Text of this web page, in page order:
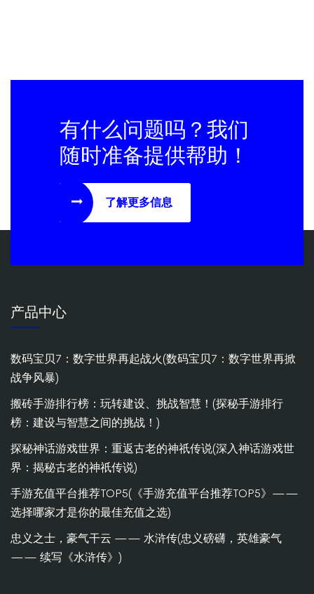
有什么问题吗？我们
随时准备提供帮助！
了解更多信息
产品中心
数码宝贝7：数字世界再起战火(数码宝贝7：数字世界再掀
战争风暴)
搬砖手游排行榜：玩转建设、挑战智慧！(探秘手游排行
榜：建设与智慧之间的挑战！)
探秘神话游戏世界：重返古老的神祇传说(深入神话游戏世
界：揭秘古老的神祇传说)
手游充值平台推荐TOP5(《手游充值平台推荐TOP5》——
选择哪家才是你的最佳充值之选)
忠义之士，豪气干云 —— 水浒传(忠义磅礴，英雄豪气
—— 续写《水浒传》)